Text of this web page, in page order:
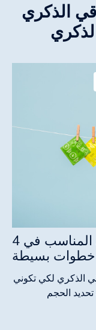
الذكري
تحديد حجم الواقي الذكري المناسب في 4
خطوات بسيطة
الذكري لكي تكوني
الحجم